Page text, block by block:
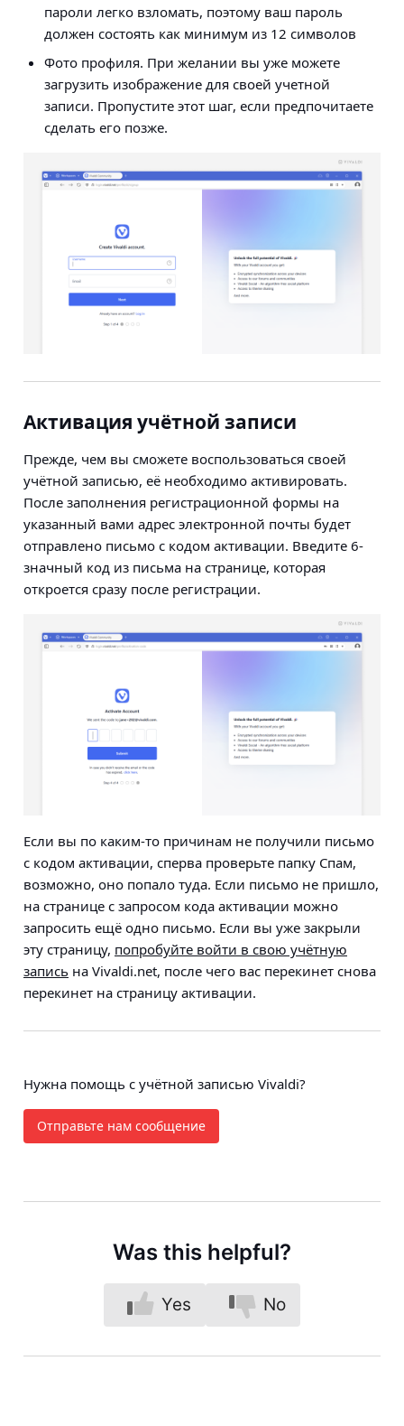
пароли легко взломать, поэтому ваш пароль
должен состоять как минимум из 12 символов
Фото профиля. При желании вы уже можете
загрузить изображение для своей учетной
записи. Пропустите этот шаг, если предпочитаете
сделать его позже.
Активация учётной записи
Прежде, чем вы сможете воспользоваться своей
учётной записью, её необходимо активировать.
После заполнения регистрационной формы на
указанный вами адрес электронной почты будет
отправлено письмо с кодом активации. Введите 6-
значный код из письма на странице, которая
откроется сразу после регистрации.
Если вы по каким-то причинам не получили письмо
с кодом активации, сперва проверьте папку Спам,
возможно, оно попало туда. Если письмо не пришло,
на странице с запросом кода активации можно
запросить ещё одно письмо. Если вы уже закрыли
эту страницу, попробуйте войти в свою учётную
запись на Vivaldi.net, после чего вас перекинет снова
перекинет на страницу активации.
Нужна помощь с учётной записью Vivaldi?
Отправьте нам сообщение
Was this helpful?
Yes No